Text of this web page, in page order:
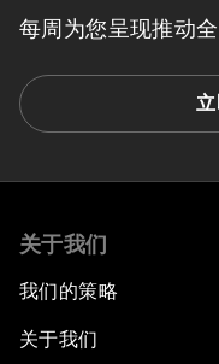
每周为您呈现推动
关于我们
我们的策略
关于我们